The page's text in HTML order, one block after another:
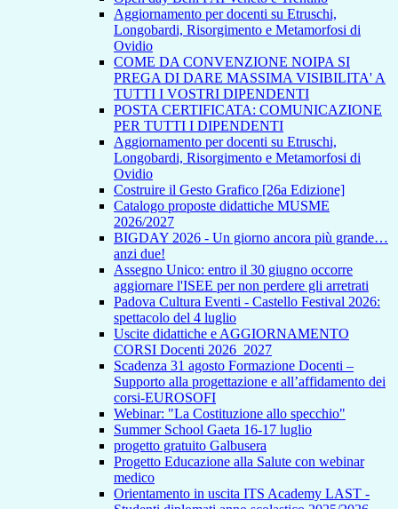
Aggiornamento per docenti su Etruschi,
Longobardi, Risorgimento e Metamorfosi di
Ovidio
COME DA CONVENZIONE NOIPA SI
PREGA DI DARE MASSIMA VISIBILITA' A
TUTTI I VOSTRI DIPENDENTI
POSTA CERTIFICATA: COMUNICAZIONE
PER TUTTI I DIPENDENTI
Aggiornamento per docenti su Etruschi,
Longobardi, Risorgimento e Metamorfosi di
Ovidio
Costruire il Gesto Grafico [26a Edizione]
Catalogo proposte didattiche MUSME
2026/2027
BIGDAY 2026 - Un giorno ancora più grande…
anzi due!
Assegno Unico: entro il 30 giugno occorre
aggiornare l'ISEE per non perdere gli arretrati
Padova Cultura Eventi - Castello Festival 2026:
spettacolo del 4 luglio
Uscite didattiche e AGGIORNAMENTO
CORSI Docenti 2026_2027
Scadenza 31 agosto Formazione Docenti –
Supporto alla progettazione e all’affidamento dei
corsi-EUROSOFI
Webinar: "La Costituzione allo specchio"
Summer School Gaeta 16-17 luglio
progetto gratuito Galbusera
Progetto Educazione alla Salute con webinar
medico
Orientamento in uscita ITS Academy LAST -